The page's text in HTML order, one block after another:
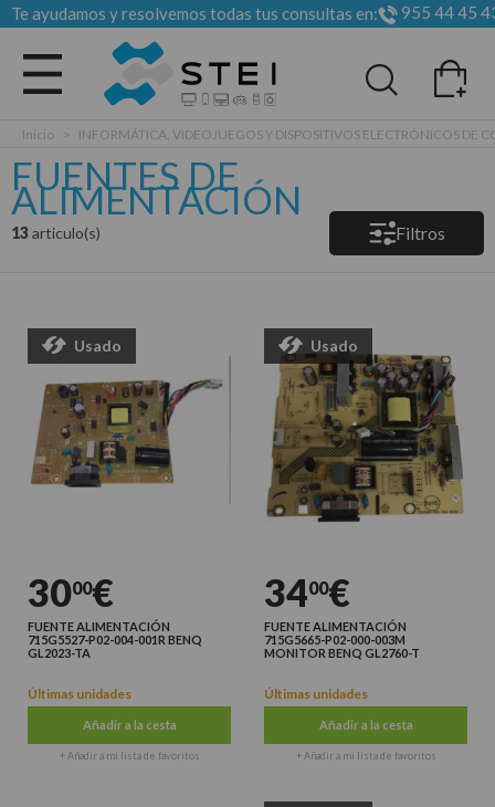
Te ayudamos y resolvemos todas tus consultas en: 955 44 45
Todas las categorias
Inicio > INFORMÁTICA, VIDEOJUEGOS Y DISPOSITIVOS ELECTRÓNICOS DE
FUENTES DE
ALIMENTACIÓN
13 articulo(s) Filtros
Usado
3000€
FUENTE ALIMENTACIÓN
715G5527-P02-004-001R BENQ
GL2023-TA
Últimas unidades
Añadir a la cesta
+ Añadir a mi lista de favoritos
Usado
3400€
FUENTE ALIMENTACIÓN
715G5665-P02-000-003M
MONITOR BENQ GL2760-T
Últimas unidades
Añadir a la cesta
+ Añadir a mi lista de favoritos